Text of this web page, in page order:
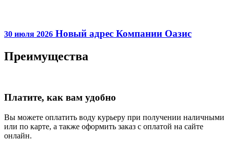
30 июля 2026 Новый адрес Компании Оазис
Преимущества
Платите, как вам удобно
Вы можете оплатить воду курьеру при получении наличными
или по карте, а также оформить заказ с оплатой на сайте
онлайн.